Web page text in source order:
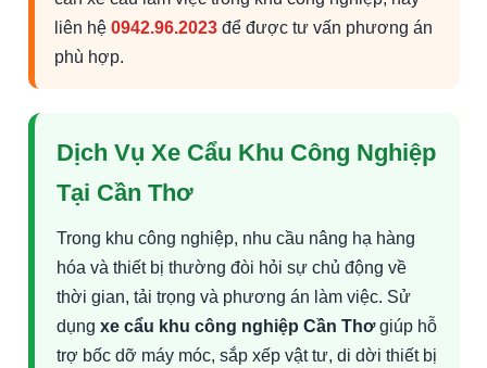
liên hệ 0942.96.2023để được tư vấn phương án
phù hợp.
Dịch Vụ Xe Cẩu Khu Công Nghiệp
Tại Cần Thơ
Trong khu công nghiệp, nhu cầu nâng hạ hàng
hóa và thiết bị thường đòi hỏi sự chủ động về
thời gian, tải trọng và phương án làm việc. Sử
dụng xe cẩu khu công nghiệp Cần Thơgiúp hỗ
trợ bốc dỡ máy móc, sắp xếp vật tư, di dời thiết bị